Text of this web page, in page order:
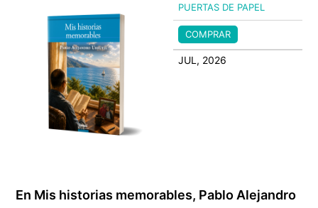
PUERTAS DE PAPEL
COMPRAR
JUL, 2026
En Mis historias memorables, Pablo Alejandro